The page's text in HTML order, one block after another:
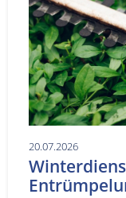
20.07.2026